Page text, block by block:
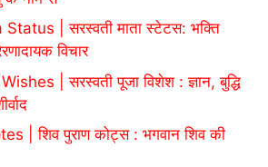
| सरस्वती माता स्टेटस: भक्ति
विचार
| सरस्वती पूजा विशेश : ज्ञान, बुद्धि
| शिव पुराण कोट्स : भगवान शिव की